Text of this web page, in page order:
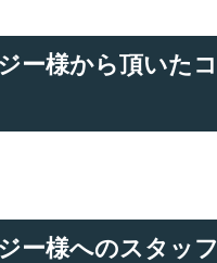
ー様から頂いたコ
ー様へのスタッフ